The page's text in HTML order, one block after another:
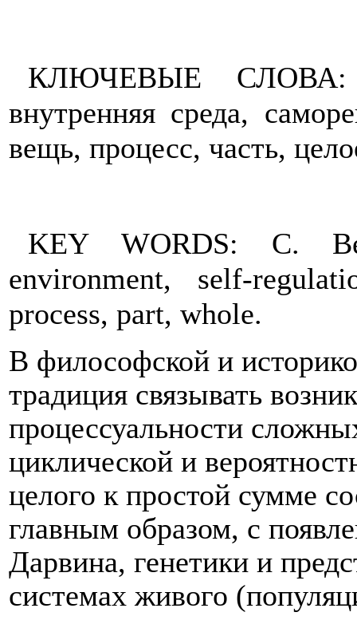
КЛЮЧЕВЫЕ СЛОВА:
внутренняя среда,
вещь, процесс, часть,
KEY WORDS: C.
environment, self-
process, part, whole.
В философской и
традиция связывать
процессуальности
циклической и
целого к простой сумме
главным образом, с
Дарвина, генетики и
системах живого